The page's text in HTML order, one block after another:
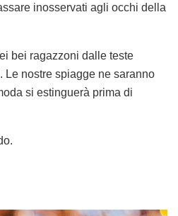
inosservati agli occhi della
bei ragazzoni dalle teste
Le nostre spiagge ne saranno
si estinguerà prima di